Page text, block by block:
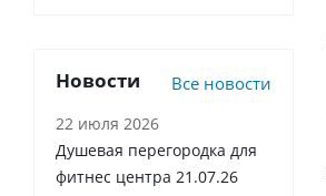
Новости Все новости
22 июля 2026
Душевая перегородка для
фитнес центра 21.07.26